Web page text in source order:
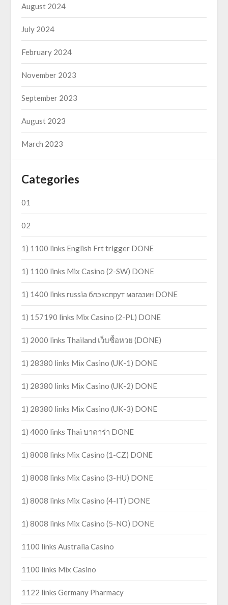
August 2024
July 2024
February 2024
November 2023
September 2023
August 2023
March 2023
Categories
01
02
1) 1100 links English Frt trigger DONE
1) 1100 links Mix Casino (2-SW) DONE
1) 1400 links russia блэкспрут магазин DONE
1) 157190 links Mix Casino (2-PL) DONE
1) 2000 links Thailand เว็บซื้อหวย (DONE)
1) 28380 links Mix Casino (UK-1) DONE
1) 28380 links Mix Casino (UK-2) DONE
1) 28380 links Mix Casino (UK-3) DONE
1) 4000 links Thai บาคาร่า DONE
1) 8008 links Mix Casino (1-CZ) DONE
1) 8008 links Mix Casino (3-HU) DONE
1) 8008 links Mix Casino (4-IT) DONE
1) 8008 links Mix Casino (5-NO) DONE
1100 links Australia Casino
1100 links Mix Casino
1122 links Germany Pharmacy